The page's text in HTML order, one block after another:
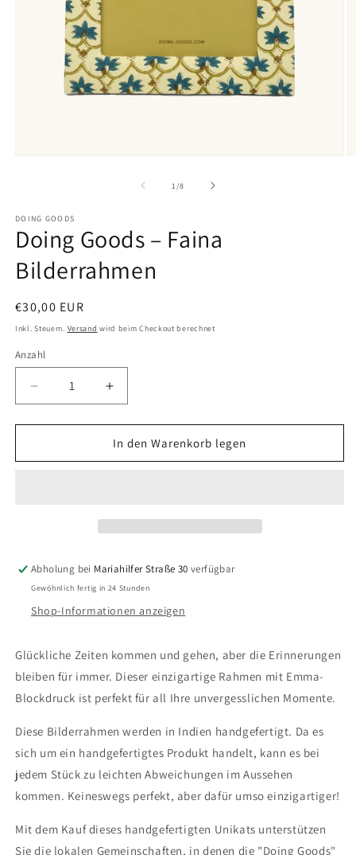
1/von
8
DOING GOODS
Doing Goods – Faina
Bilderrahmen
Normaler
Preis
€30,00 EUR
Inkl. Steuern. Versand wird beim Checkout berechnet
Anzahl
Anzahl
Verringere
die
Menge
Doing
Erhöhe
die
Menge
für
Doing
In den Warenkorb legen
Abholung bei Mariahilfer Straße 30 verfügbar
Gewöhnlich fertig in 24 Stunden
Shop-Informationen anzeigen
Glückliche Zeiten kommen und gehen, aber die Erinnerungen
bleiben für immer. Dieser einzigartige Rahmen mit Emma-
Blockdruck ist perfekt für all Ihre unvergesslichen Momente.
Diese Bilderrahmen werden in Indien handgefertigt. Da es
sich um ein handgefertigtes Produkt handelt, kann es bei
jedem Stück zu leichten Abweichungen im Aussehen
kommen. Keineswegs perfekt, aber dafür umso einzigartiger!
Mit dem Kauf dieses handgefertigten Unikats unterstützen
Sie die lokalen Gemeinschaften, in denen die "Doing Goods"